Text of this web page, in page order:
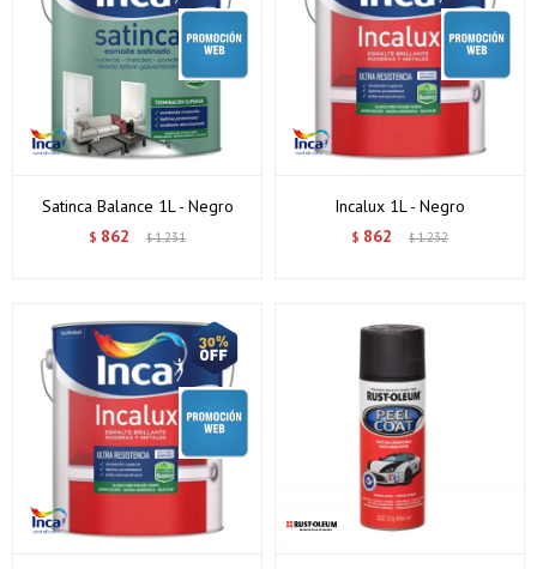
Satinca Balance 1L - Negro
$ 862 $1.231
Incalux 1L - Negro
$ 862 $1.232
¡Sumate a la forma más ágil de comprar!